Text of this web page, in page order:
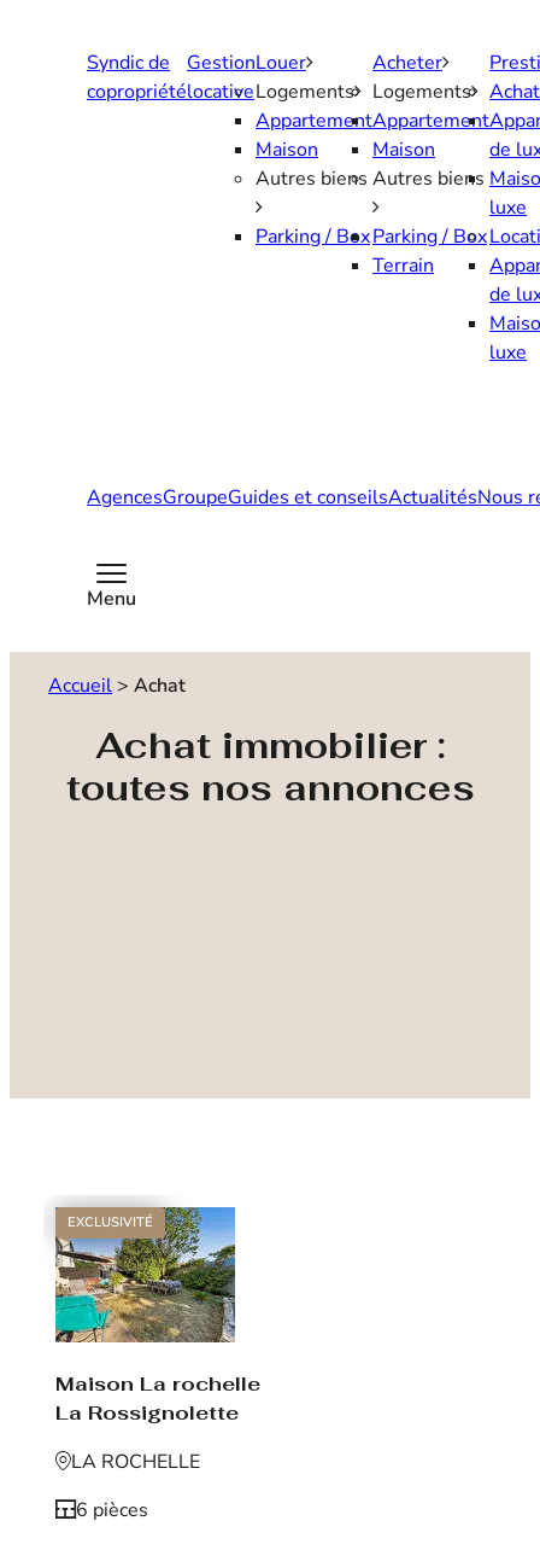
Syndic de
copropriété
Gestion
locative
Louer
Logements
Appartement
Maison
Autres biens
Parking / Box
Acheter
Logements
Appartement
Maison
Autres biens
Parking / Box
Terrain
Achat
de
luxe
de
luxe
AgencesGroupeGuides et conseilsActualitésNous
Menu
Accueil > Achat
Achat immobilier :
toutes nos annonces
EXCLUSIVITÉ
Maison La rochelle
La Rossignolette
LA ROCHELLE
6 pièces